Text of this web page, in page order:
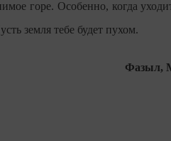
горе. Особенно, когда
земля тебе будет пухом.
Фазыл,